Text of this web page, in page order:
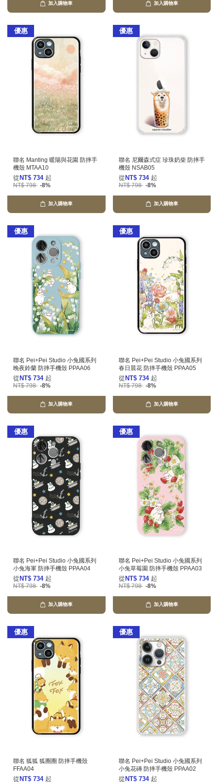
加入購物車 加入購物車
優惠
聯名 Manting 暖陽與花園 防摔手
機殼 MTAA10
從 NT$ 734 起
NT$ 798 -8%
加入購物車
優惠
聯名 尼爾森式症 珍珠奶柴 防摔手
機殼 NSAB05
從 NT$ 734 起
NT$ 798 -8%
加入購物車
優惠
聯名 Pei+Pei Studio 小兔國系列
晚夜鈴蘭 防摔手機殼 PPAA06
從 NT$ 734 起
NT$ 798 -8%
加入購物車
優惠
聯名 Pei+Pei Studio 小兔國系列
春日晨花 防摔手機殼 PPAA05
從 NT$ 734 起
NT$ 798 -8%
加入購物車
優惠
聯名 Pei+Pei Studio 小兔國系列
小兔海軍 防摔手機殼 PPAA04
從 NT$ 734 起
NT$ 798 -8%
加入購物車
優惠
聯名 Pei+Pei Studio 小兔國系列
小兔草莓園 防摔手機殼 PPAA03
從 NT$ 734 起
NT$ 798 -8%
加入購物車
優惠
聯名 狐狐 狐圈圈 防摔手機殼
FFAA04
從 NT$ 734 起
優惠
聯名 Pei+Pei Studio 小兔國系列
小兔花磚 防摔手機殼 PPAA02
從 NT$ 734 起